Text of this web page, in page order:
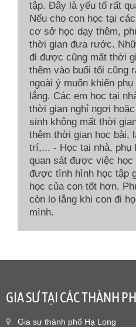
tập. Đây là yếu tố rất
Nếu cho con học tại
cơ sở học dạy thêm,
thời gian đưa rước.
đi được cũng mất thời
thêm vào buổi tối cũng
ngoài ý muốn khiến
lắng. Các em học tại
thời gian nghỉ ngơi
sinh không mất thời
thêm thời gian học bài,
trí,... - Học tại nhà, phụ
quan sát được việc học
được tình hình học tập
học của con tốt hơn.
còn lo lắng khi con đi
mình.
GIA SƯ TẠI CÁC THÀNH
Gia sư thành phố Hạ Long